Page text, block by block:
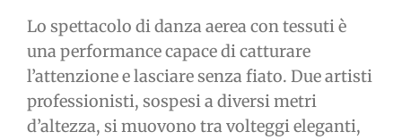
Lo spettacolo di danza aerea con tessuti è
una performance capace di catturare
l’attenzione e lasciare senza fiato. Due artisti
professionisti, sospesi a diversi metri
d’altezza, si muovono tra volteggi eleganti,